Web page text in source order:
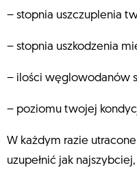
– stopnia uszczuplenia
– stopnia uszkodzenia
– ilości węglowodanów
– poziomu twojej
W każdym razie
uzupełnić jak